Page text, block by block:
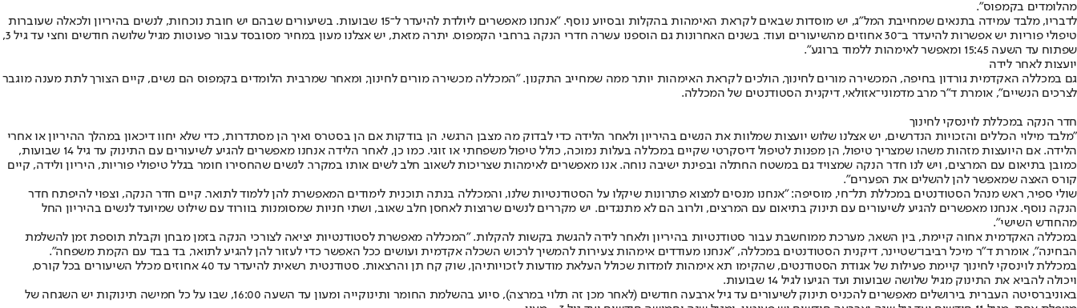
מהלומדים בקמפוס".
לדבריו, מלבד עמידה בתנאים שמחייבת המל"ג, יש מוסדות שבאים לקראת האימהות בהקלות ובסיוע נוסף. "אנחנו מאפשרים ליולדת להיעדר ל־15 שבועות. בשיעורים שבהם יש חובת נוכחות, לנשים בהיריון ולכאלה שעוברות
טיפולי פוריות יש אפשרות להיעדר ב־30 אחוזים מהשיעורים ועוד. בשנים האחרונות גם הוספנו עשרה חדרי הנקה ברחבי הקמפוס. יתרה מזאת, יש אצלנו מעון במחיר מסובסד עבור פעוטות מגיל שלושה חודשים וחצי עד גיל 3,
שפתוח עד השעה 15:45 ומאפשר לאימהות ללמוד ברוגע".
יועצות לאחר לידה
גם במכללה האקדמית גורדון בחיפה, המכשירה מורים לחינוך, הולכים לקראת האימהות יותר ממה שמחייב התקנון. "המכללה מכשירה מורים לחינוך, ומאחר שמרבית הלומדים בקמפוס הם נשים, קיים הצורך לתת מענה מוגבר
לצרכים הנשיים", אומרת ד"ר מרב מדמוני־אזולאי, דיקנית הסטודנטים של המכללה.
חדר הנקה במכללת לוינסקי לחינוך
"מלבד מילוי הכללים והזכויות הנדרשים, יש אצלנו שלוש יועצות שמלוות את הנשים בהיריון ולאחר הלידה כדי לבדוק מה מצבן הרגשי. הן בודקות אם הן בסטרס ואיך הן מסתדרות, כדי שלא יחוו דיכאון במהלך ההיריון או אחרי
הלידה. אם היועצות מזהות משהו שמצריך טיפול, הן מפנות לטיפול דיסקרטי שקיים במכללה בעלות נמוכה, כולל טיפול משפחתי או זוגי. כמו כן, לאחר הלידה אנחנו מאפשרים להגיע לשיעורים עם התינוק עד גיל 14 שבועות,
כמובן בתיאום עם המרצים, ויש לנו חדר הנקה שמצויד גם במשטח החתלה ובפינת ישיבה נוחה. אנו מאפשרים לאימהות שצריכות לשאוב חלב לשים אותו במקרר. לנשים שהחסירו חומר בגלל טיפולי פוריות, היריון ולידה, קיים
קורס האצה שמאפשר להן להשלים את הפערים".
שולי ספיר, ראש מנהל הסטודנטים במכללת תל־חי, מוסיפה: "אנחנו מנסים למצוא פתרונות שיקלו על הסטודנטיות שלנו, והמכללה בנתה תוכנית לימודים המאפשרת להן ללמוד לתואר. קיים חדר הנקה, וצפוי להיפתח חדר
הנקה נוסף. אנחנו מאפשרים להגיע לשיעורים עם תינוק בתיאום עם המרצים, ולרוב הם לא מתנגדים. יש מקררים לנשים שרוצות לאחסן חלב שאוב, ושתי חניות שמסומנות בוורוד עם שילוט שמיועד לנשים בהיריון החל
מהחודש השישי".
במכללה האקדמית אחוה קיימת, בין השאר, מערכת ממוחשבת עבור סטודנטיות בהיריון ולאחר לידה להגשת בקשות להקלות. "המכללה מאפשרת לסטודנטיות יציאה לצורכי הנקה בזמן מבחן וקבלת תוספת זמן להשלמת
הבחינה", אומרת ד"ר מיכל רביבו־שטיינר, דיקנית הסטודנטים במכללה, "אנחנו מעודדים אימהות צעירות להמשיך לרכוש השכלה אקדמית ועושים ככל האפשר כדי לעזור להן להגיע לתואר, בד בבד עם הקמת משפחה".
במכללת לוינסקי לחינוך קיימת פעילות של אגודת הסטודנטים, שהקימו תא אימהות לומדות שכולל העלאת מודעות לזכויותיהן, שוק קח תן והרצאות. סטודנטית רשאית להיעדר עד 40 אחוזים מכלל השיעורים בכל קורס,
ויכולה להביא את התינוק מגיל שלושה שבועות ועד הגיעו לגיל 14 שבועות.
באוניברסיטה העברית בירושלים מאפשרים להכניס תינוק לשיעורים עד גיל ארבעה חודשים (לאחר מכן זה תלוי במרצה), סיוע בהשלמת החומר ותינוקייה ומעון עד השעה 16:00, שבו על כל חמישה תינוקות יש השגחה של